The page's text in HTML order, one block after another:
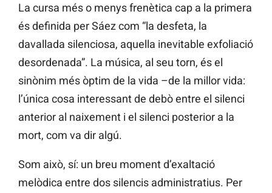
La cursa més o menys frenètica cap a la primera
és definida per Sáez com “la desfeta, la
davallada silenciosa, aquella inevitable exfoliació
desordenada”. La música, al seu torn, és el
sinònim més òptim de la vida –de la millor vida:
l’única cosa interessant de debò entre el silenci
anterior al naixement i el silenci posterior a la
mort, com va dir algú.
Som això, sí: un breu moment d’exaltació
melòdica entre dos silencis administratius. Per